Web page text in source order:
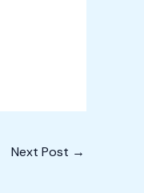
Next Post →